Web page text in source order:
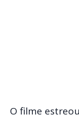
O filme